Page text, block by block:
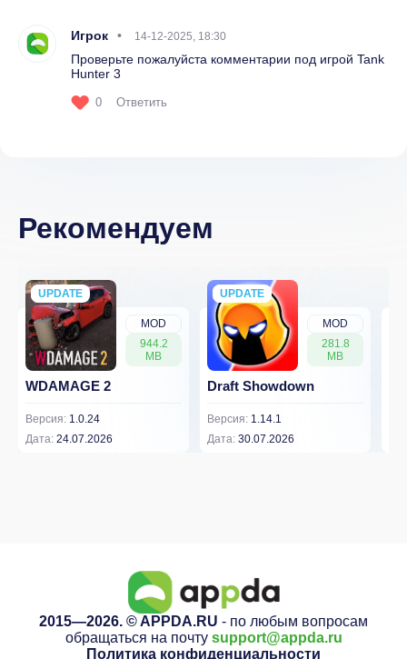
Игрок 14-12-2025, 18:30
Проверьте пожалуйста комментарии под игрой Tank
Hunter 3
0 Ответить
Рекомендуем
MOD
944.2
MB
UPDATE
NEW
WDAMAGE 2
Версия: 1.0.24
Дата: 24.07.2026
MOD
281.8
MB
UPDATE
NEW
Draft Showdown
Версия: 1.14.1
Дата: 30.07.2026
2015—2026. © APPDA.RU - по любым вопросам
обращаться на почту support@appda.ru
Политика конфиденциальности